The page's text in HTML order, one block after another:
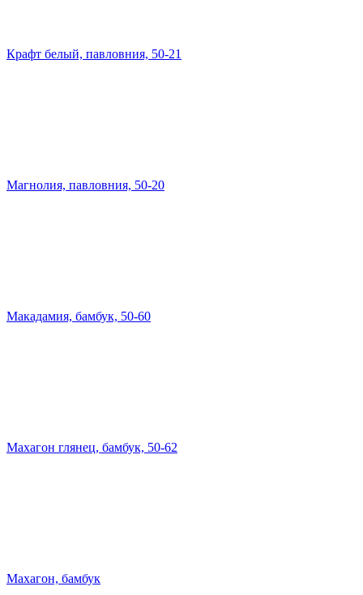
Крафт белый, павловния, 50-21
Магнолия, павловния, 50-20
Макадамия, бамбук, 50-60
Махагон глянец, бамбук, 50-62
Махагон, бамбук